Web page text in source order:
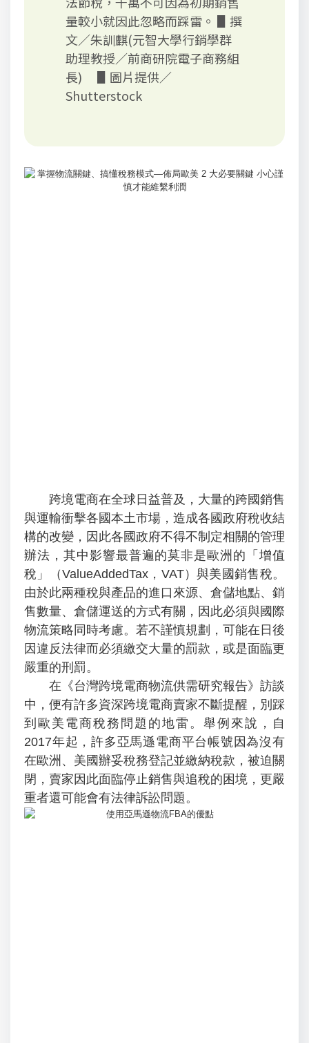
量較小就因此忽略而踩雷。 ▋撰
文／朱訓麒(元智大學行銷學群
助理教授／前商研院電子商務組
長) ▋圖片提供／
Shutterstock
跨境電商在全球日益普及，大量的跨國銷售
與運輸衝擊各國本土市場，造成各國政府稅收結
構的改變，因此各國政府不得不制定相關的管理
辦法，其中影響最普遍的莫非是歐洲的「增值
稅」（ValueAddedTax，VAT）與美國銷售稅。
由於此兩種稅與產品的進口來源、倉儲地點、銷
售數量、倉儲運送的方式有關，因此必須與國際
物流策略同時考慮。若不謹慎規劃，可能在日後
因違反法律而必須繳交大量的罰款，或是面臨更
嚴重的刑罰。
在《台灣跨境電商物流供需研究報告》訪談
中，便有許多資深跨境電商賣家不斷提醒，別踩
到歐美電商稅務問題的地雷。舉例來說，自
2017年起，許多亞馬遜電商平台帳號因為沒有
在歐洲、美國辦妥稅務登記並繳納稅款，被迫關
閉，賣家因此面臨停止銷售與追稅的困境，更嚴
重者還可能會有法律訴訟問題。